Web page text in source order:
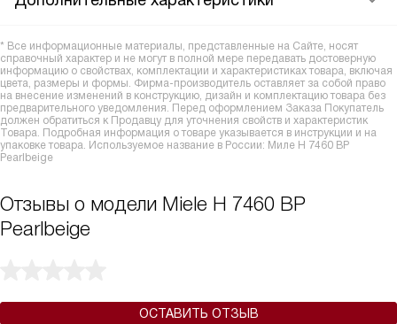
* Все информационные материалы, представленные на Сайте, носят
справочный характер и не могут в полной мере передавать достоверную
информацию о свойствах, комплектации и характеристиках товара, включая
цвета, размеры и формы. Фирма-производитель оставляет за собой право
на внесение изменений в конструкцию, дизайн и комплектацию товара без
предварительного уведомления. Перед оформлением Заказа Покупатель
должен обратиться к Продавцу для уточнения свойств и характеристик
Товара. Подробная информация о товаре указывается в инструкции и на
упаковке товара. Используемое название в России: Миле H 7460 BP
Pearlbeige
Отзывы о модели Miele H 7460 BP
Pearlbeige
ОСТАВИТЬ ОТЗЫВ